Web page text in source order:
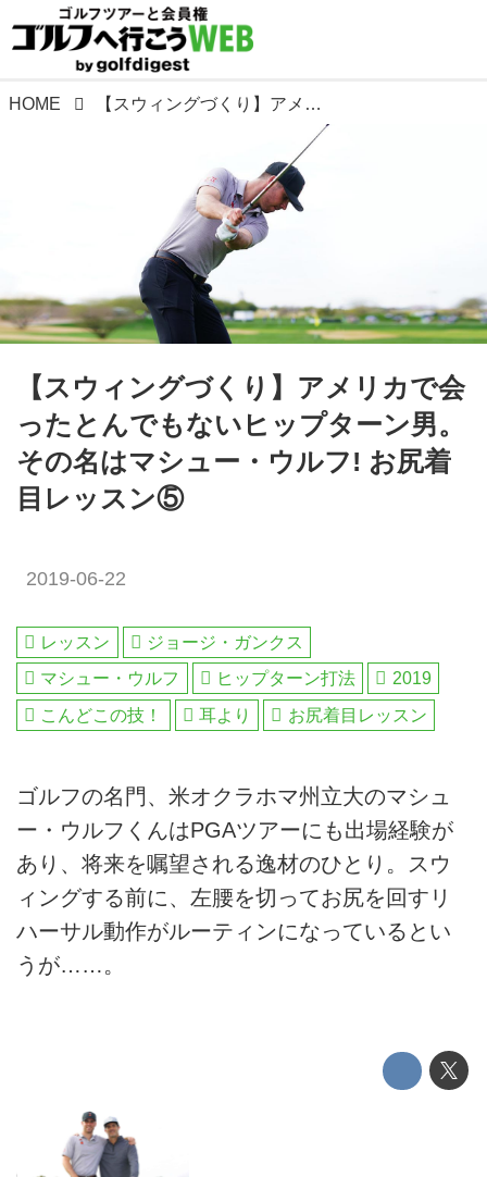
HOME 【スウィングづくり】アメリカで会ったとんでもないヒップターン男。その名はマシュー・ウルフ! お尻着目レッスン⑤
【スウィングづくり】アメリカで会
ったとんでもないヒップターン男。
その名はマシュー・ウルフ! お尻着
目レッスン⑤
2019-06-22
レッスン
ジョージ・ガンクス
マシュー・ウルフ
ヒップターン打法
2019
こんどこの技！
耳より お尻着目レッスン
ゴルフの名門、米オクラホマ州立大のマシュ
ー・ウルフくんはPGAツアーにも出場経験が
あり、将来を嘱望される逸材のひとり。スウ
ィングする前に、左腰を切ってお尻を回すリ
ハーサル動作がルーティンになっているとい
うが……。